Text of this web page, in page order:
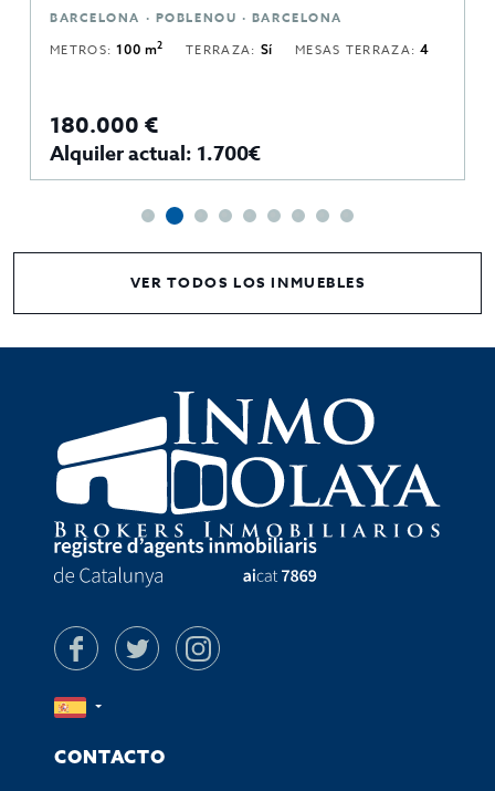
BARCELONA · POBLENOU · BARCELONA
METROS:100 m2 TERRAZA: Sí MESAS TERRAZA:4
180.000 €
Alquiler actual: 1.700€
VER TODOS LOS INMUEBLES
CONTACTO